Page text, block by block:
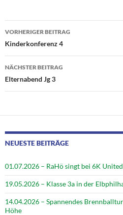
Beitragsnavigation
VORHERIGER BEITRAG
Kinderkonferenz 4
NÄCHSTER BEITRAG
Elternabend Jg 3
NEUESTE BEITRÄGE
01.07.2026 – RaHö singt bei 6K
19.05.2026 – Klasse 3a in der
14.04.2026 – Spannendes
Höhe